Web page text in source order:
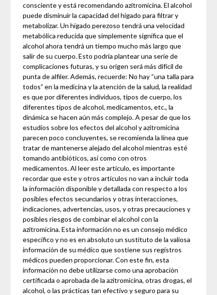
consciente y está recomendando azitromicina. El alcohol
puede disminuir la capacidad del hígado para filtrar y
metabolizar. Un hígado perezoso tendrá una velocidad
metabólica reducida que simplemente significa que el
alcohol ahora tendrá un tiempo mucho más largo que
salir de su cuerpo. Esto podría plantear una serie de
complicaciones futuras, y su origen será más difícil de
punta de alfiler. Además, recuerde: No hay “una talla para
todos” en la medicina y la atención de la salud, la realidad
es que por diferentes individuos, tipos de cuerpo, los
diferentes tipos de alcohol, medicamentos, etc., la
dinámica se hacen aún más complejo. A pesar de que los
estudios sobre los efectos del alcohol y azitromicina
parecen poco concluyentes, se recomienda la línea que
tratar de mantenerse alejado del alcohol mientras esté
tomando antibióticos, así como con otros
medicamentos. Al leer este artículo, es importante
recordar que este y otros artículos no van a incluir toda
la información disponible y detallada con respecto a los
posibles efectos secundarios y otras interacciones,
indicaciones, advertencias, usos, y otras precauciones y
posibles riesgos de combinar el alcohol con la
azitromicina. Esta información no es un consejo médico
específico y no es en absoluto un sustituto de la valiosa
información de su médico que sostiene sus registros
médicos pueden proporcionar. Con este fin, esta
información no debe utilizarse como una aprobación
certificada o aprobada de la azitromicina, otras drogas, el
alcohol, o las prácticas tan efectivo y seguro para su